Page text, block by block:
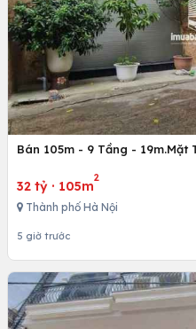
Bán 105m - 9 Tầng - 19m.Mặt
32 tỷ · 105m
2
Thành phố Hà Nội
5 giờ trước